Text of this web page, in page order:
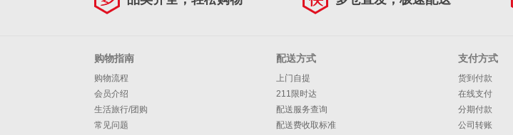
购物指南
购物流程
会员介绍
生活旅行/团购
常见问题
配送方式
上门自提
211限时达
配送服务查询
配送费收取标准
支付方式
货到付款
在线支付
分期付款
公司转账